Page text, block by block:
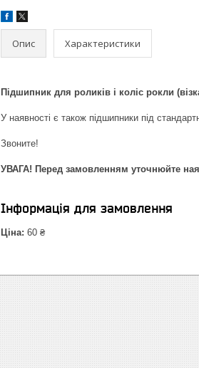
Опис Характеристики
Підшипник для роликів і коліс рокли
У наявності є також підшипники під
Звоните!
УВАГА! Перед замовленням уточнюйте
Інформація для замовлення
Ціна: 60 ₴